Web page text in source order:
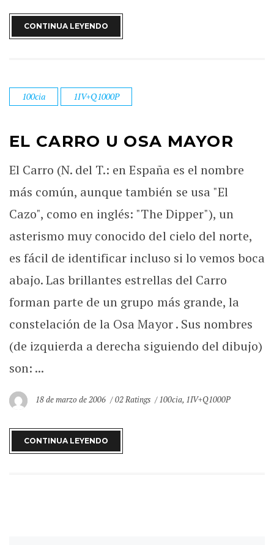
CONTINUA LEYENDO
100cia 1IV+Q1000P
EL CARRO U OSA MAYOR
El Carro (N. del T.: en España es el nombre
más común, aunque también se usa "El
Cazo", como en inglés: "The Dipper"), un
asterismo muy conocido del cielo del norte,
es fácil de identificar incluso si lo vemos boca
abajo. Las brillantes estrellas del Carro
forman parte de un grupo más grande, la
constelación de la Osa Mayor . Sus nombres
(de izquierda a derecha siguiendo del dibujo)
son: ...
18 de marzo de 2006 02 Ratings 100cia, 1IV+Q1000P
CONTINUA LEYENDO